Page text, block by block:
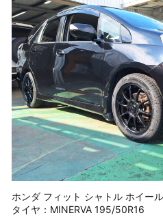
ホンダ フィット シャトル ホイー
タイヤ：MINERVA 195/50R16